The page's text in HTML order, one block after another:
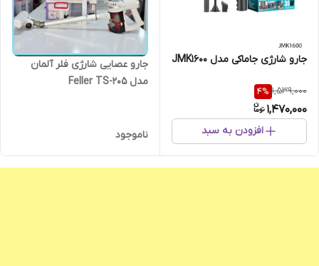
جارو شارژی جاماکی مدل JMK1600
1,539,000
4%
1,470,000
افزودن به سبد
جارو عصایی شارژی فلر آلمان
مدل Feller TS-205
ناموجود